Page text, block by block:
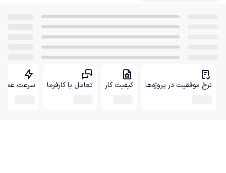
نرخ موفقیت در پروژه‌ها کیفیت کار تعامل با کارفرما سرعت عمل